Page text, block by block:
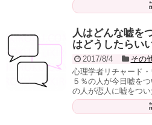
人はどんな嘘を
はどうしたらい
2017/8/4
その
心理学者リチャード
５％の人が今日嘘を
の人が恋人に嘘をつ